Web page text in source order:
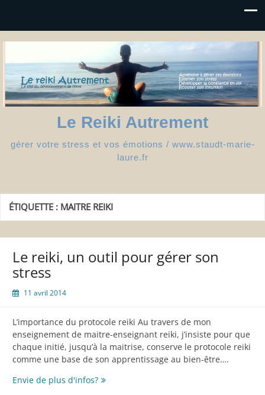
Le Reiki Autrement
gérer votre stress et vos émotions / www.staudt-marie-
laure.fr
ÉTIQUETTE : MAITRE REIKI
Le reiki, un outil pour gérer son
stress
11 avril 2014
L’importance du protocole reiki Au travers de mon
enseignement de maitre-enseignant reiki, j’insiste pour que
chaque initié, jusqu’à la maitrise, conserve le protocole reiki
comme une base de son apprentissage au bien-être….
Envie de plus d'infos?Le